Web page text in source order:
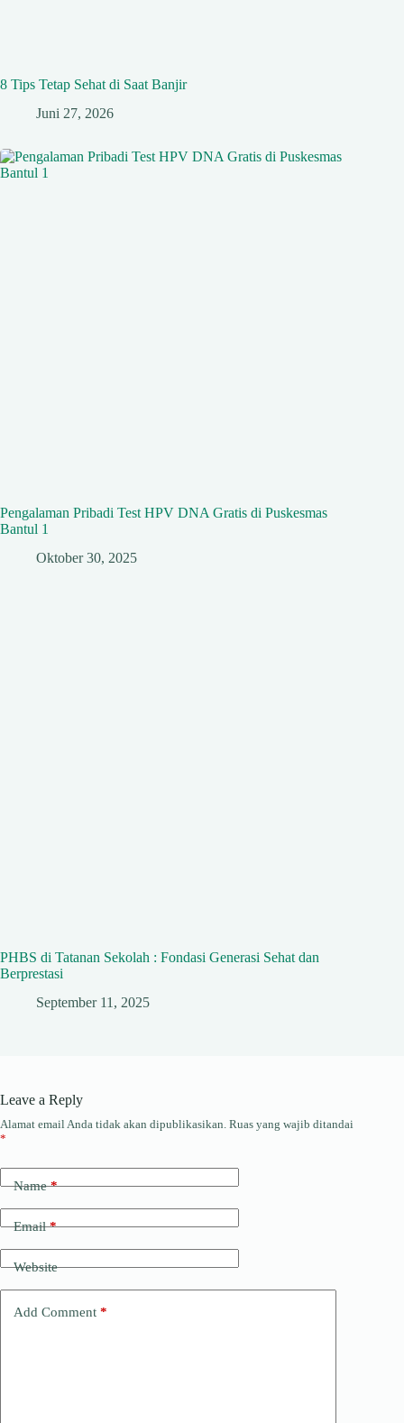
8 Tips Tetap Sehat di Saat Banjir
Juni 27, 2026
Pengalaman Pribadi Test HPV DNA Gratis di Puskesmas
Bantul 1
Oktober 30, 2025
PHBS di Tatanan Sekolah : Fondasi Generasi Sehat dan
Berprestasi
September 11, 2025
Leave a Reply
Alamat email Anda tidak akan dipublikasikan. Ruas yang wajib ditandai
*
Name*
Email*
Website
Add Comment *